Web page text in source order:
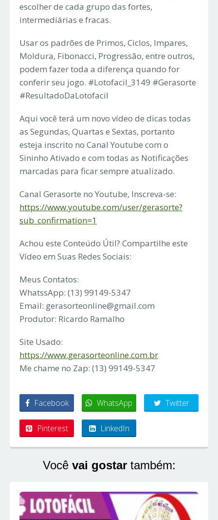
escolher de cada grupo das fortes,
intermediárias e fracas.
Usar os padrões de Primos, Ciclos, Impares,
Moldura, Fibonacci, Progressão, entre outros,
podem fazer toda a diferença quando for
conferir seu jogo. #Lotofacil_3149 #Gerasorte
#ResultadoDaLotofacil
Aqui você terá um novo vídeo de dicas todas
as Segundas, Quartas e Sextas, portanto
esteja inscrito no Canal Youtube com o
Sininho Ativado e com todas as Notificações
marcadas para ficar sempre atualizado.
Canal Gerasorte no Youtube, Inscreva-se:
https://www.youtube.com/user/gerasorte?
sub_confirmation=1
Achou este Conteúdo Útil? Compartilhe este
Vídeo em Suas Redes Sociais:
Meus Contatos:
WhatssApp: (13) 99149-5347
Email: gerasorteonline@gmail.com
Produtor: Ricardo Ramalho
Site Usado:
https://www.gerasorteonline.com.br
Me chame no Zap: (13) 99149-5347
Facebook WhatsApp Twitter
Pinterest LinkedIn
Você vai gostartambém: